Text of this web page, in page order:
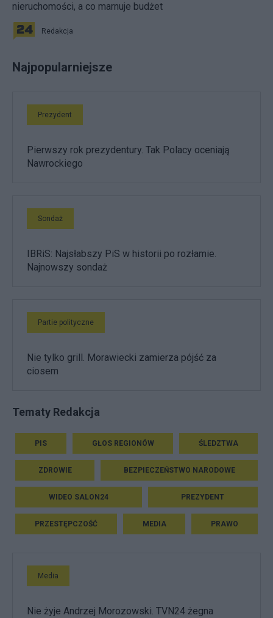
nieruchomości, a co marnuje budżet
Redakcja
Najpopularniejsze
Prezydent
Pierwszy rok prezydentury. Tak Polacy oceniają
Nawrockiego
Sondaż
IBRiS: Najsłabszy PiS w historii po rozłamie.
Najnowszy sondaż
Partie polityczne
Nie tylko grill. Morawiecki zamierza pójść za
ciosem
Tematy Redakcja
PIS GŁOS REGIONÓW ŚLEDZTWA
ZDROWIE BEZPIECZEŃSTWO NARODOWE
WIDEO SALON24 PREZYDENT
PRZESTĘPCZOŚĆ MEDIA PRAWO
Media
Nie żyje Andrzej Morozowski. TVN24 żegna